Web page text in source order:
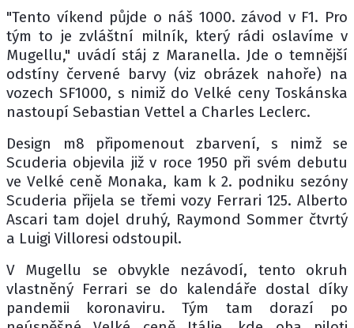
"Tento víkend půjde o náš 1000. závod v F1. Pro
tým to je zvláštní milník, který rádi oslavíme v
Mugellu," uvádí stáj z Maranella. Jde o temnější
odstíny červené barvy (viz obrázek nahoře) na
vozech SF1000, s nimiž do Velké ceny Toskánska
nastoupí Sebastian Vettel a Charles Leclerc.
Design m8 připomenout zbarvení, s nimž se
Scuderia objevila již v roce 1950 při svém debutu
ve Velké ceně Monaka, kam k 2. podniku sezóny
Scuderia přijela se třemi vozy Ferrari 125. Alberto
Ascari tam dojel druhý, Raymond Sommer čtvrtý
a Luigi Villoresi odstoupil.
V Mugellu se obvykle nezávodí, tento okruh
vlastněný Ferrari se do kalendáře dostal díky
pandemii koronaviru. Tým tam dorazí po